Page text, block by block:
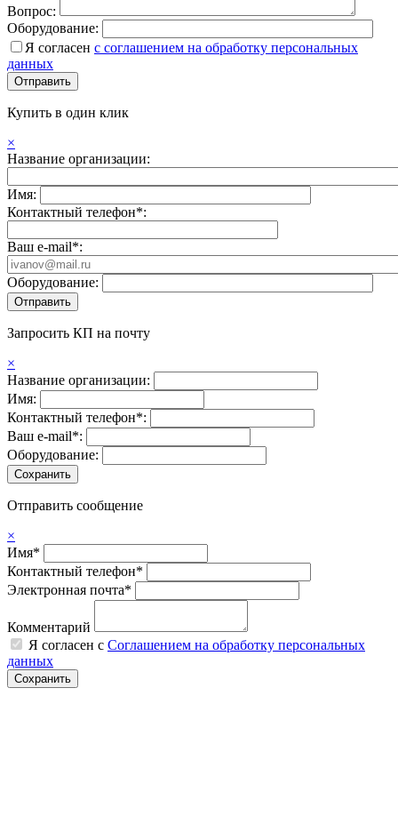
Вопрос:
Оборудование:
Я согласен с соглашением на обработку персональных
данных
Купить в один клик
×
Название организации:
Имя:
Контактный телефон*:
Ваш e-mail*:
Оборудование:
Запросить КП на почту
×
Название организации:
Имя:
Контактный телефон*:
Ваш e-mail*:
Оборудование:
Отправить сообщение
×
Имя*
Контактный телефон*
Электронная почта*
Комментарий
Я согласен с Соглашением на обработку персональных
данных